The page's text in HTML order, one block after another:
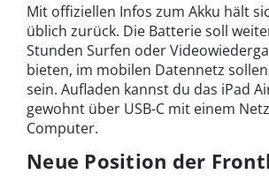
Mit offiziellen Infos zum Akku hält
üblich zurück. Die Batterie soll
Stunden Surfen oder
bieten, im mobilen Datennetz
sein. Aufladen kannst du das iPad
gewohnt über USB-C mit einem
Computer.
Neue Position der